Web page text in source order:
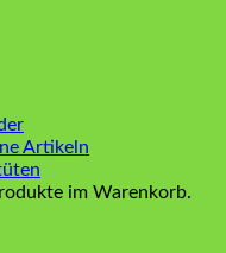
im Warenkorb.
Artikeln